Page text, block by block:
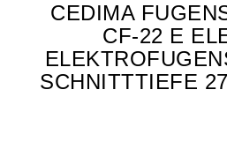
CEDIMA
CF-22 E
SCHNITTTIEFE